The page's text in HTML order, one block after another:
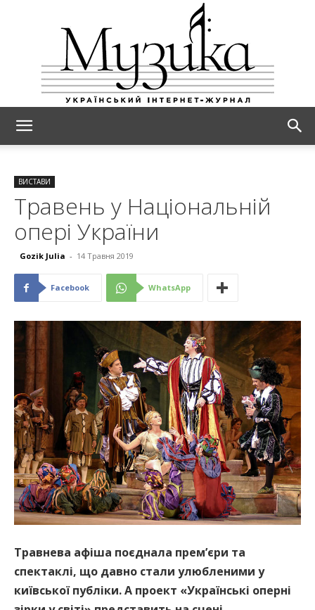
ВИСТАВИ
Травень у Національній
опері України
Gozik Julia - 14 Травня 2019
Facebook WhatsApp
Травнева афіша поєднала прем’єри та
спектаклі, що давно стали улюбленими у
київської публіки. А проект «Українські оперні